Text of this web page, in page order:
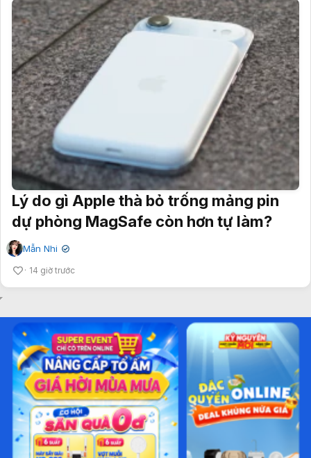
Lý do gì Apple thà bỏ trống mảng pin
dự phòng MagSafe còn hơn tự làm?
Mẫn Nhi ✔
14 giờ trước